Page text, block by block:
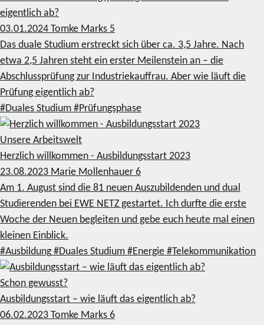
eigentlich ab?
03.01.2024 Tomke Marks 5
Das duale Studium erstreckt sich über ca. 3,5 Jahre. Nach
etwa 2,5 Jahren steht ein erster Meilenstein an – die
Abschlussprüfung zur Industriekauffrau. Aber wie läuft die
Prüfung eigentlich ab?
#Duales Studium #Prüfungsphase
Unsere Arbeitswelt
Herzlich willkommen - Ausbildungsstart 2023
23.08.2023 Marie Mollenhauer 6
Am 1. August sind die 81 neuen Auszubildenden und dual
Studierenden bei EWE NETZ gestartet. Ich durfte die erste
Woche der Neuen begleiten und gebe euch heute mal einen
kleinen Einblick.
#Ausbildung #Duales Studium #Energie #Telekommunikation
Schon gewusst?
Ausbildungsstart – wie läuft das eigentlich ab?
06.02.2023 Tomke Marks 6